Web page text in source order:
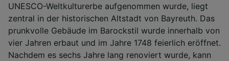
UNESCO-Weltkulturerbe aufgenommen wurde, liegt
zentral in der historischen Altstadt von Bayreuth. Das
prunkvolle Gebäude im Barockstil wurde innerhalb von
vier Jahren erbaut und im Jahre 1748 feierlich eröffnet.
Nachdem es sechs Jahre lang renoviert wurde, kann